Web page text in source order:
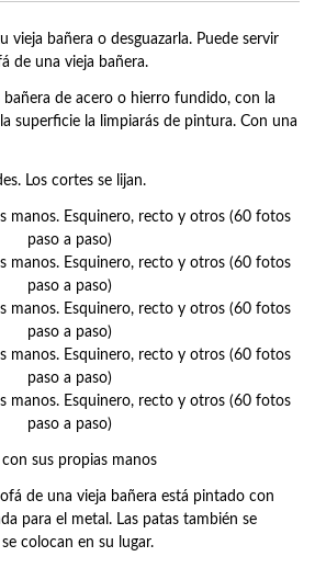
bañera o desguazarla. Puede servir
de una vieja bañera.
bañera de acero o hierro fundido, con la
superficie la limpiarás de pintura. Con una
Los cortes se lijan.
sus propias manos
de una vieja bañera está pintado con
para el metal. Las patas también se
colocan en su lugar.